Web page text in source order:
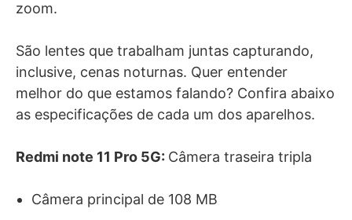
zoom.
São lentes que trabalham juntas capturando,
inclusive, cenas noturnas. Quer entender
melhor do que estamos falando? Confira abaixo
as especificações de cada um dos aparelhos.
Redmi note 11 Pro 5G: Câmera traseira tripla
Câmera principal de 108 MB